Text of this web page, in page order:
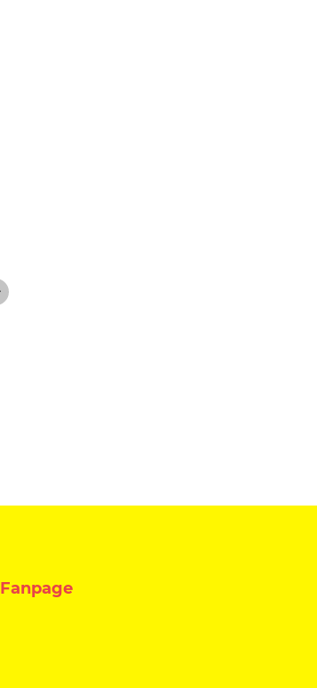
Fanpage